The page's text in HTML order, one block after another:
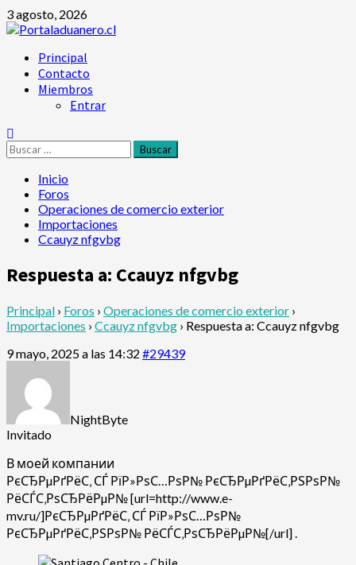
Saltar
al
3 agosto, 2026
Menú
principal
Principal
Contacto
Miembros
Entrar
Buscar:
Inicio
Foros
Operaciones de comercio exterior
Importaciones
Ccauyz nfgvbg
Respuesta a: Ccauyz nfgvbg
Principal › Foros › Operaciones de comercio exterior ›
Importaciones › Ccauyz nfgvbg › Respuesta a: Ccauyz nfgvbg
9 mayo, 2025 a las 14:32 #29439
NightByte
Invitado
В моей компании
РєСЂРµРґРёС‚ СЃ РїР»РѕС…РѕР№ РєСЂРµРґРёС‚РЅРѕР№
РёСЃС‚РѕСЂРёРµР№ [url=http://www.e-
mv.ru/]РєСЂРµРґРёС‚ СЃ РїР»РѕС…РѕР№
РєСЂРµРґРёС‚РЅРѕР№ РёСЃС‚РѕСЂРёРµР№[/url] .